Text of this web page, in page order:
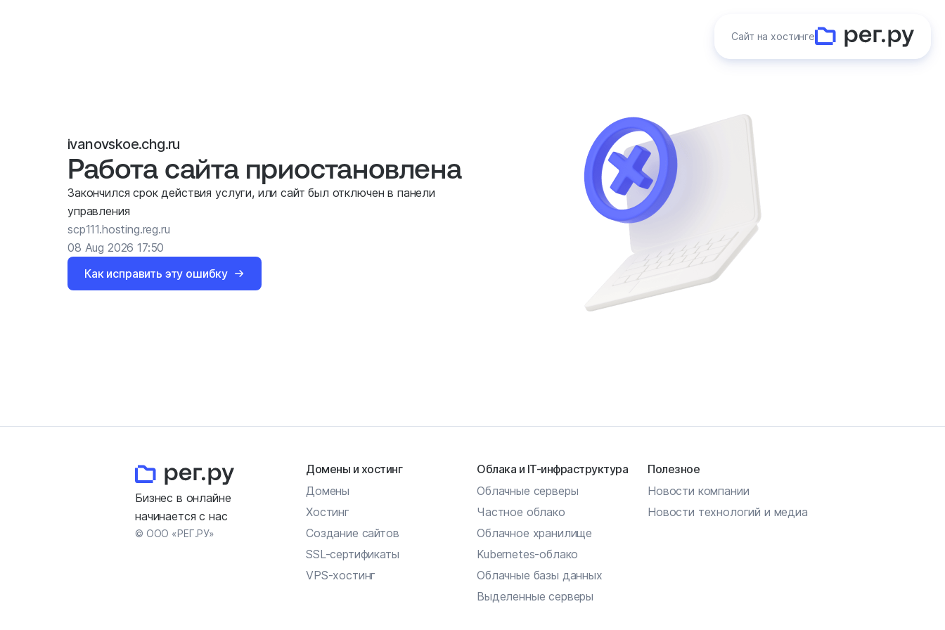
Сайт на хостинге
ivanovskoe.chg.ru
Работа сайта приостановлена
Закончился срок действия услуги, или сайт был отключен в панели
управления
scp111.hosting.reg.ru
08 Aug 2026 17:50
Как исправить эту ошибку
Бизнес в онлайне
начинается с нас
© ООО «РЕГ.РУ»
Домены и хостинг
Домены
Хостинг
Создание сайтов
SSL-сертификаты
VPS-хостинг
Облака и IT-инфраструктура
Облачные серверы
Частное облако
Облачное хранилище
Kubernetes-облако
Облачные базы данных
Выделенные серверы
Полезное
Новости компании
Новости технологий и медиа